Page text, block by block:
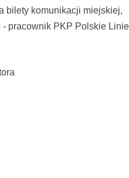
bilety komunikacji miejskiej,
pracownik PKP Polskie Linie